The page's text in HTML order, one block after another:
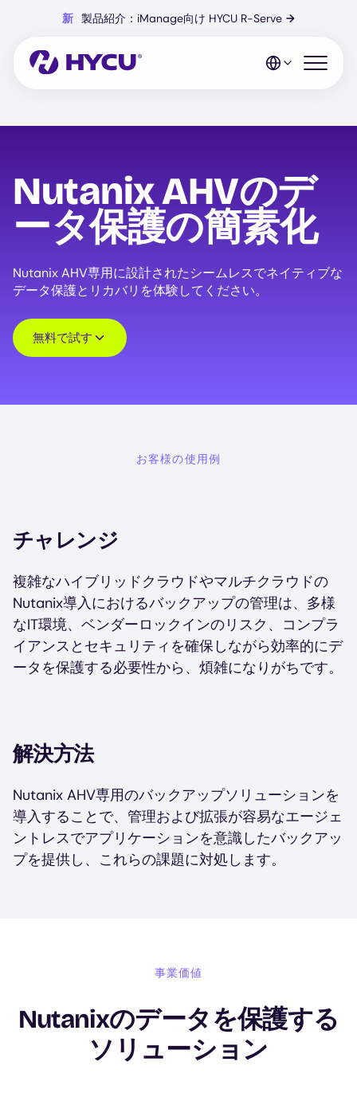
content
新 製品紹介：iManage向け HYCU R-Serve →
Open
Nutanix AHVのデ
ータ保護の簡素化
Nutanix AHV専用に設計されたシームレスでネイティブな
データ保護とリカバリを体験してください。
無料で試す
お客様の使用例
チャレンジ
複雑なハイブリッドクラウドやマルチクラウドの
Nutanix導入におけるバックアップの管理は、多様
なIT環境、ベンダーロックインのリスク、コンプラ
イアンスとセキュリティを確保しながら効率的にデ
ータを保護する必要性から、煩雑になりがちです。
解決方法
Nutanix AHV専用のバックアップソリューションを
導入することで、管理および拡張が容易なエージェ
ントレスでアプリケーションを意識したバックアッ
プを提供し、これらの課題に対処します。
事業価値
Nutanixのデータを保護する
ソリューション